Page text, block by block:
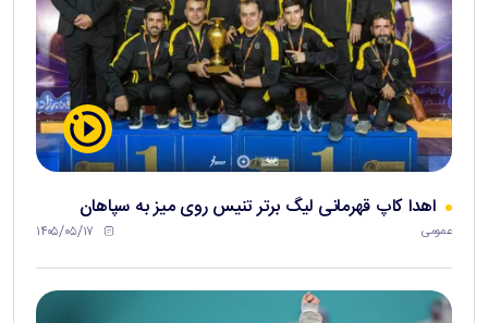
اهدا کاپ قهرمانی لیگ برتر تنیس روی میز به سپاهان
عمومی ۱۴۰۵/۰۵/۱۷